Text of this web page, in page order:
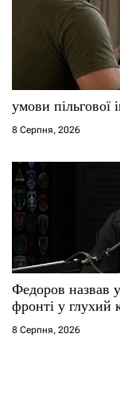
умови пільгової
8 Серпня, 2026
Федоров назвав
фронті у глухий
8 Серпня, 2026